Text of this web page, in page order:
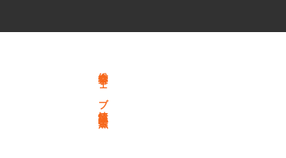
総合文学ウェブ情報誌 文学金魚